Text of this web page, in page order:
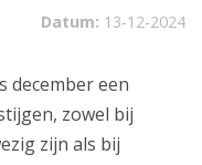
Datum: 13-12-2024
december een
zowel bij
zijn als bij